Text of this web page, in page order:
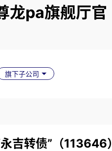
龙pa旗舰厅官
旗下子公司
吉转债”（113646